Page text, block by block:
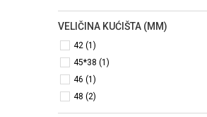
VELIČINA KUĆIŠTA (MM)
42 (1)
45*38 (1)
46 (1)
48 (2)